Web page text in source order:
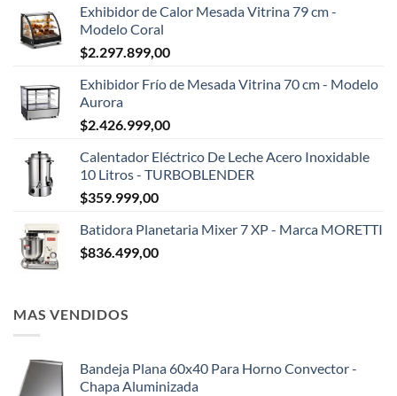
Exhibidor de Calor Mesada Vitrina 79 cm -
Modelo Coral
$2.297.899,00
Exhibidor Frío de Mesada Vitrina 70 cm - Modelo
Aurora
$2.426.999,00
Calentador Eléctrico De Leche Acero Inoxidable
10 Litros - TURBOBLENDER
$359.999,00
Batidora Planetaria Mixer 7 XP - Marca MORETTI
$836.499,00
MAS VENDIDOS
Bandeja Plana 60x40 Para Horno Convector -
Chapa Aluminizada